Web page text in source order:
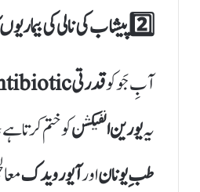
2️⃣ پیشاب کی نالی کی بیماریوں کا علاج
آبِ جَو کوقدرتی antibiotic
یہیورین انفیکشنکو ختم کرتا
طبِ یوناناورآیورویدک